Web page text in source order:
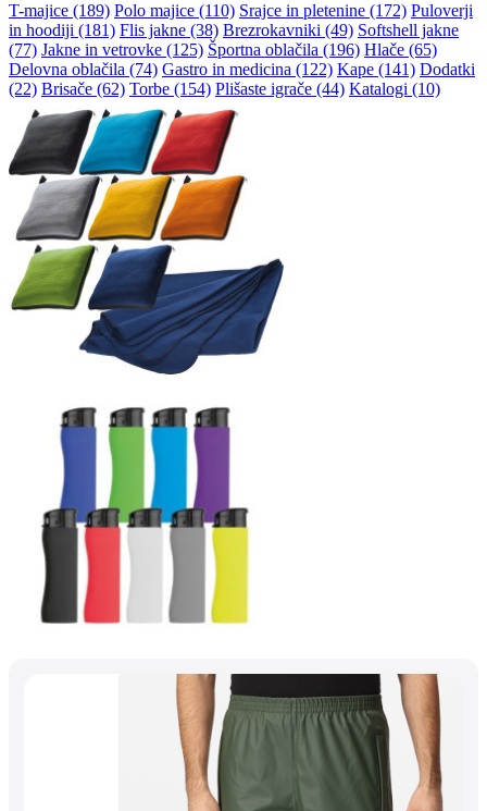
T-majice (189) Polo majice (110) Srajce in pletenine (172) Puloverji
in hoodiji (181) Flis jakne (38) Brezrokavniki (49) Softshell jakne
(77) Jakne in vetrovke (125) Športna oblačila (196) Hlače (65)
Delovna oblačila (74) Gastro in medicina (122) Kape (141) Dodatki
(22) Brisače (62) Torbe (154) Plišaste igrače (44) Katalogi (10)